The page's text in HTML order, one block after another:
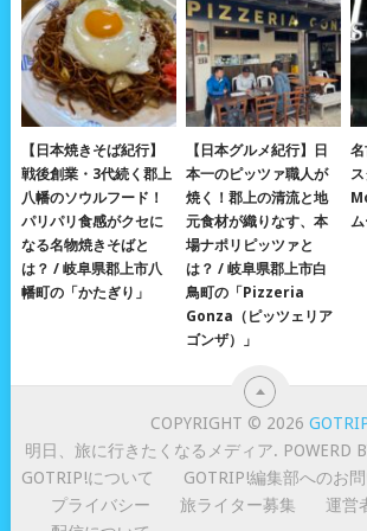
【日本焼きそば紀行】
戦後創業・3代続く郡上
八幡のソウルフード！
パリパリ食感がクセに
なる名物焼きそばと
は？ / 岐阜県郡上市八
幡町の「かたぎり」
【日本グルメ紀行】日
本一のピッツァ職人が
焼く！郡上の清流と地
元食材が織りなす、本
場ナポリピッツァと
は？ / 岐阜県郡上市白
鳥町の「Pizzeria
Gonza（ピッツェリア
ゴンザ）」
COPYRIGHT © 2026
明日、旅に行きたくなるメディア. POWERD
GOTRIP!について
GOTRIP!編集部へのお
プライバシー
旅ライター募集
運営